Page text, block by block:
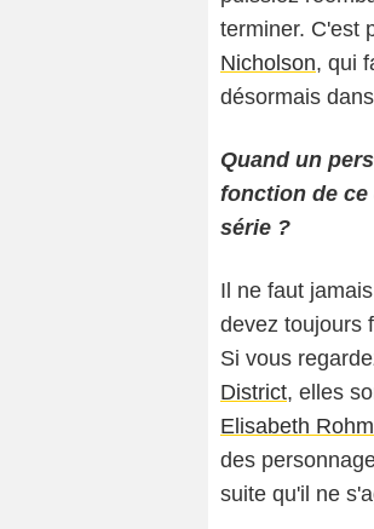
terminer. C'est
Nicholson, qui
désormais dans
Quand un
fonction de ce
série ?
Il ne faut
devez toujours
Si vous
District, elles
Elisabeth Rohm
des
suite qu'il ne